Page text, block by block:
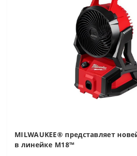
MILWAUKEE® представляет
в линейке M18™